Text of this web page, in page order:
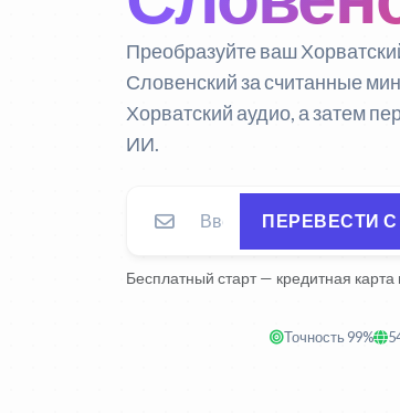
Преобразуйте ваш
Словенский за считанные
Хорватский аудио, а затем
ИИ.
ПЕРЕВЕСТИ
Бесплатный старт — кредитная карта
Точность 99%